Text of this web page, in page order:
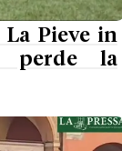
Pieve in
perde la